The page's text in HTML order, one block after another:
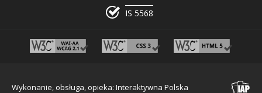
IS 5568
Wykonanie, obsługa, opieka: Interaktywna Polska